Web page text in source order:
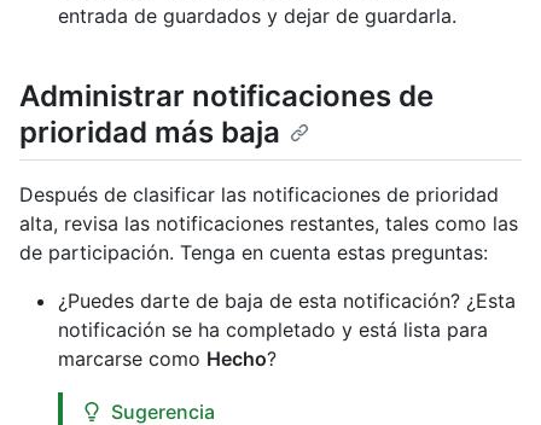
entrada de guardados y dejar de guardarla.
Administrar notificaciones de
prioridad más baja
Después de clasificar las notificaciones de prioridad
alta, revisa las notificaciones restantes, tales como las
de participación. Tenga en cuenta estas preguntas:
¿Puedes darte de baja de esta notificación? ¿Esta
notificación se ha completado y está lista para
marcarse como Hecho?
Sugerencia